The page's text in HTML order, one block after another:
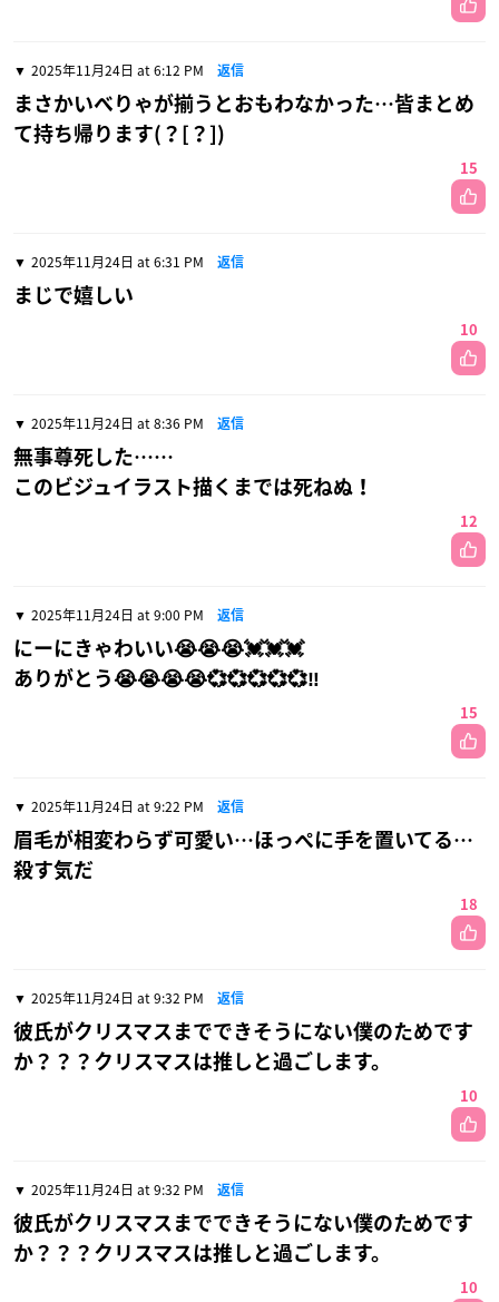
2025年11月24日 at 6:12 PM 返信
まさかいべりゃが揃うとおもわなかった…皆まとめ
て持ち帰ります(？[？])
15
2025年11月24日 at 6:31 PM 返信
まじで嬉しい
10
2025年11月24日 at 8:36 PM 返信
無事尊死した……
このビジュイラスト描くまでは死ねぬ！
12
2025年11月24日 at 9:00 PM 返信
にーにきゃわいい😭😭😭💓💓💓
ありがとう😭😭😭😭💞💞💞💞💞‼️
15
2025年11月24日 at 9:22 PM 返信
眉毛が相変わらず可愛い…ほっぺに手を置いてる…
殺す気だ
18
2025年11月24日 at 9:32 PM 返信
彼氏がクリスマスまでできそうにない僕のためです
か？？？クリスマスは推しと過ごします。
10
2025年11月24日 at 9:32 PM 返信
彼氏がクリスマスまでできそうにない僕のためです
か？？？クリスマスは推しと過ごします。
10